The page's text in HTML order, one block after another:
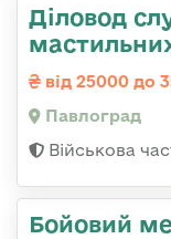
Діловод
від 25000 до
Павлоград
Військова
Бойовий